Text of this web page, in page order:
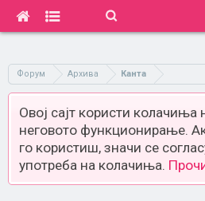
Форум Архива Канта
Овој сајт користи колачиња
неговото функционирање.
го користиш, значи се
употреба на колачиња.